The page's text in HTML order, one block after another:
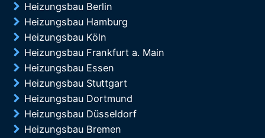
Heizungsbau Berlin
Heizungsbau Hamburg
Heizungsbau Köln
Heizungsbau Frankfurt a. Main
Heizungsbau Essen
Heizungsbau Stuttgart
Heizungsbau Dortmund
Heizungsbau Düsseldorf
Heizungsbau Bremen